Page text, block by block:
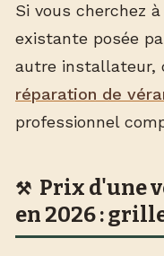
Si vous cherchez
existante posée
autre installateur,
réparation de
professionnel
Prix d'une
en 2026 :